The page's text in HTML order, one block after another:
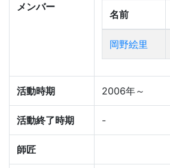
メンバー
名前
岡野絵里
活動時期 2006年～
活動終了時期 -
師匠